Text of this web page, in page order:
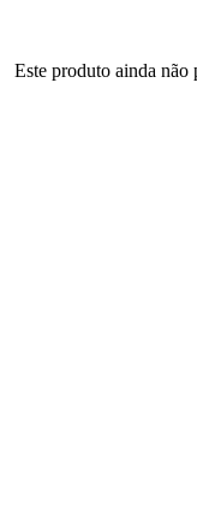
Este produto ainda não